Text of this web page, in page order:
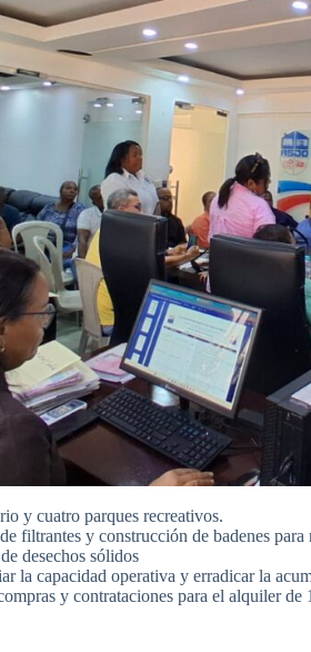
y cuatro parques recreativos.
filtrantes y construcción de badenes
desechos sólidos
la capacidad operativa y erradicar la
y contrataciones para el alquiler de